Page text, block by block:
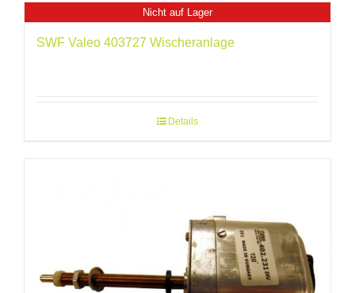
Nicht auf Lager
SWF Valeo 403727 Wischeranlage
Details